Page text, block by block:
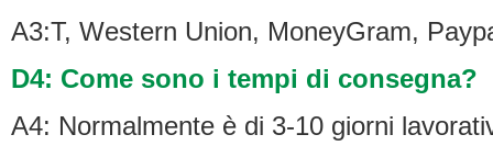
A3:T, Western Union, MoneyGram,
D4: Come sono i tempi di consegna?
A4: Normalmente è di 3-10 giorni